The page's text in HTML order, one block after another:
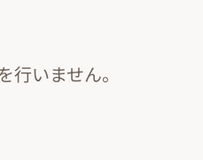
いません。